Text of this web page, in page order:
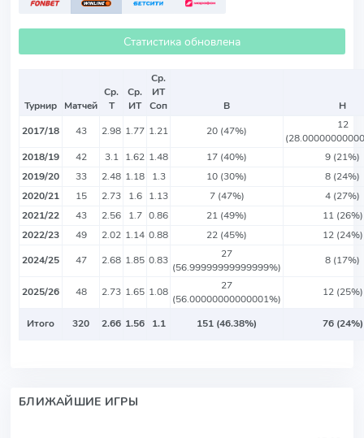
Статистика обновлена
Турнир Матчей
Ср.
Т
Ср.
ИТ
Ср.
ИТ
Соп
В
Н
2017/18
43 2.98 1.77 1.21 20 (47%)
12
2018/19
42 3.1 1.62 1.48 17 (40%)
9 (21%)
2019/20
33 2.48 1.18 1.3 10 (30%)
8 (24%)
2020/21
15 2.73 1.6 1.13 7 (47%)
4 (27%)
2021/22
43 2.56 1.7 0.86 21 (49%)
11 (26%)
2022/23
49 2.02 1.14 0.88 22 (45%)
12 (24%)
2024/25
47 2.68 1.85 0.83
27
(56.99999999999999%)
8 (17%)
2025/26 48 2.73 1.65 1.08
27
(56.00000000000001%)
12 (25%)
Итого 320 2.66 1.56 1.1 151 (46.38%) 76 (24%)
БЛИЖАЙШИЕ ИГРЫ